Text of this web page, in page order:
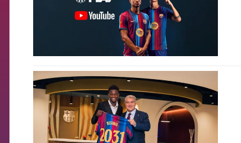
FCB Barcelona badge